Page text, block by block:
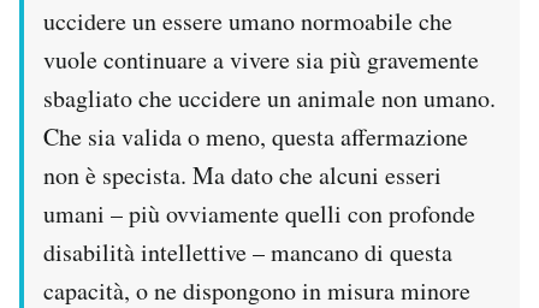
uccidere un essere umano normoabile che
vuole continuare a vivere sia più gravemente
sbagliato che uccidere un animale non umano.
Che sia valida o meno, questa affermazione
non è specista. Ma dato che alcuni esseri
umani – più ovviamente quelli con profonde
disabilità intellettive – mancano di questa
capacità, o ne dispongono in misura minore